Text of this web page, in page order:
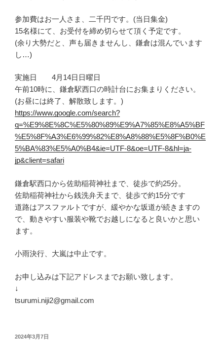
参加費はお一人さま、二千円です。(当日集金)
15名様にて、お受付を締め切らせて頂く予定です。
(余り大勢だと、声も届きませんし、鎌倉は混んでいます
し…)
実施日 4月14日日曜日
午前10時に、鎌倉駅西口の時計台にお集まりください。
(お昼には終了、解散致します。)
https://www.google.com/search?
q=%E9%8E%8C%E5%80%89%E9%A7%85%E8%A5%BF
%E5%8F%A3%E6%99%82%E8%A8%88%E5%8F%B0%E
5%BA%83%E5%A0%B4&ie=UTF-8&oe=UTF-8&hl=ja-
jp&client=safari
鎌倉駅西口から佐助稲荷神社まで、徒歩で約25分。
佐助稲荷神社から銭洗弁天まで、徒歩で約15分です
道路はアスファルトですが、緩やかな坂道が続きますの
で、動きやすい服装や靴でお越しになると良いかと思い
ます。
小雨決行、大嵐は中止です。
お申し込みは下記アドレスまでお願い致します。
↓
tsurumi.niji2@gmail.com
投
2024年3月7日